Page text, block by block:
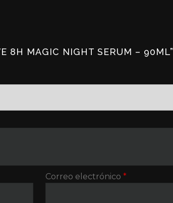
8H MAGIC NIGHT SERUM – 90ML”
Correo electrónico *